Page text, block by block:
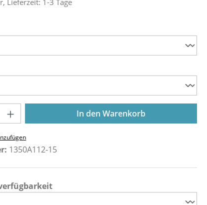
Gib den gewünschten Wert
In den Warenkorb
1350A112-15